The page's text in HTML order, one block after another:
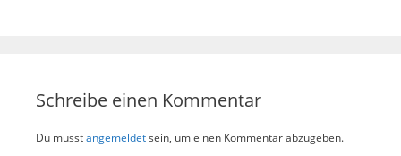
Schreibe einen Kommentar
Du musstangemeldetsein, um einen Kommentar abzugeben.